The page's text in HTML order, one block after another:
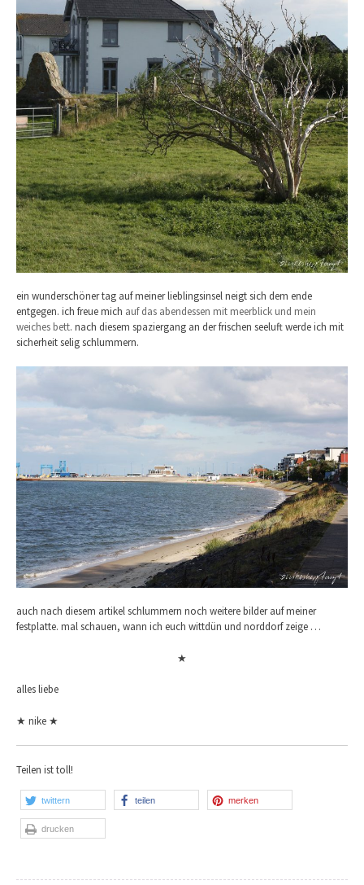
ein wunderschöner tag auf meiner lieblingsinsel neigt sich dem ende
entgegen. ich freue mich auf das abendessen mit meerblick und mein
weiches bett. nach diesem spaziergang an der frischen seeluft werde ich mit
sicherheit selig schlummern.
auch nach diesem artikel schlummern noch weitere bilder auf meiner
festplatte. mal schauen, wann ich euch wittdün und norddorf zeige …
★
alles liebe
★ nike ★
Teilen ist toll!
twittern teilen merken
drucken